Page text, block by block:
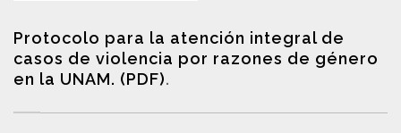
Protocolo para la atención integral de
casos de violencia por razones de género
en la UNAM. (PDF).